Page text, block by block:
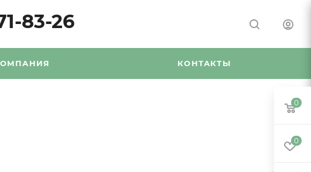
83-26
КОНТАКТЫ
0
0